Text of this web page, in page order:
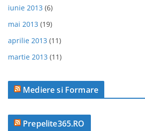
iunie 2013 (6)
mai 2013 (19)
aprilie 2013 (11)
martie 2013 (11)
Mediere si Formare
Prepelite365.RO